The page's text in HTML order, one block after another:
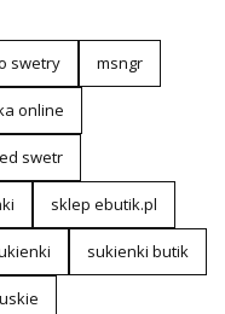
swetry msngr
online
swetr
sklep ebutik.pl
sukienki butik